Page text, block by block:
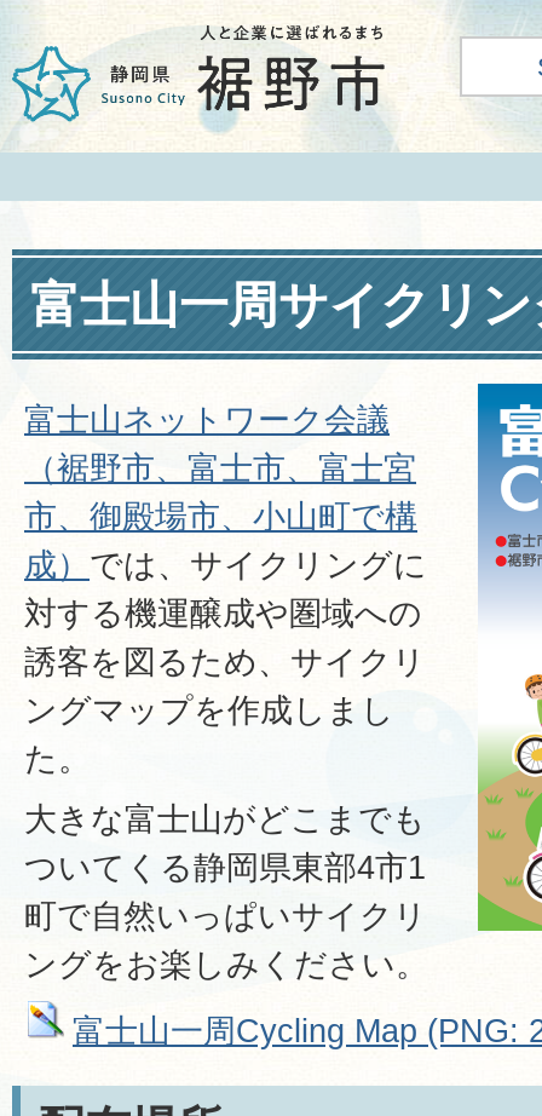
富士山一周サイクリ
富士山ネットワーク会議
（裾野市、富士市、富士宮
市、御殿場市、小山町で構
成） では、サイクリングに
対する機運醸成や圏域への
誘客を図るため、サイクリ
ングマップを作成しまし
た。
大きな富士山がどこまでも
ついてくる静岡県東部4市1
町で自然いっぱいサイクリ
ングをお楽しみください。
富士山一周Cycling Map (PNG: